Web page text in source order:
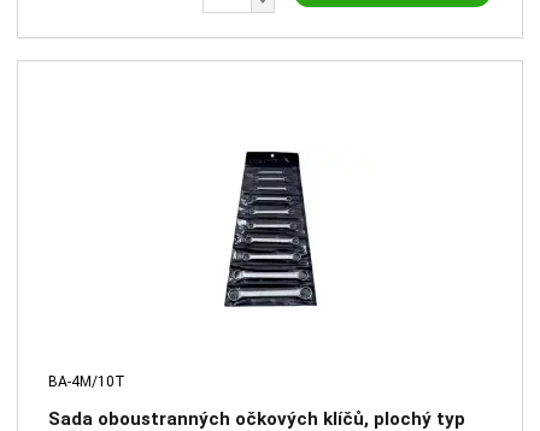
BA-4M/10T
Sada oboustranných očkových klíčů, plochý typ